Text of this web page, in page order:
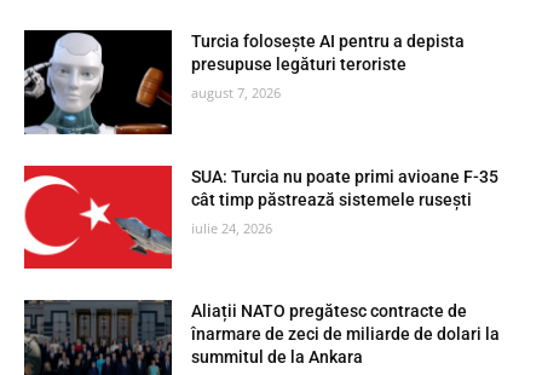
Turcia folosește AI pentru a depista
presupuse legături teroriste
august 7, 2026
SUA: Turcia nu poate primi avioane F-35
cât timp păstrează sistemele rusești
iulie 24, 2026
Aliații NATO pregătesc contracte de
înarmare de zeci de miliarde de dolari la
summitul de la Ankara